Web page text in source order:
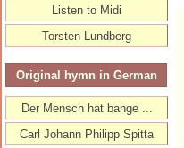
Listen to Midi
Torsten Lundberg
Original hymn in German
Der Mensch hat bange ...
Carl Johann Philipp Spitta